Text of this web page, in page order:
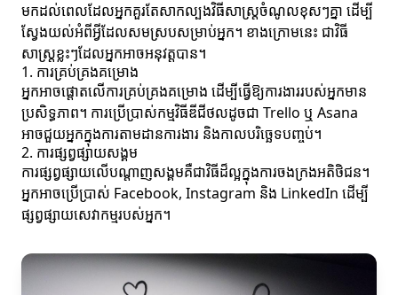
មកដល់ពេលដែលអ្នកគួរតែសាកល្បងវិធីសាស្រ្តចំណូលខុសៗគ្នា ដើម្បី
ស្វែងយល់អំពីអ្វីដែលសមស្របសម្រាប់អ្នក។ ខាងក្រោមនេះ ជាវិធី
សាស្រ្តខ្លះៗដែលអ្នកអាចអនុវត្តបាន។
1. ការគ្រប់គ្រងគម្រោង
អ្នកអាចផ្តោតលើការគ្រប់គ្រងគម្រោង ដើម្បីធ្វើឱ្យការងាររបស់អ្នកមាន
ប្រសិទ្ធភាព។ ការប្រើប្រាស់កម្មវិធីឌីជីថលដូចជា Trello ឬ Asana
អាចជួយអ្នកក្នុងការតាមដានការងារ និងកាលបរិច្ឆេទបញ្ចប់។
2. ការផ្សព្វផ្សាយសង្គម
ការផ្សព្វផ្សាយលើបណ្តាញសង្គមគឺជាវិធីដ៏ល្អក្នុងការចងក្រងអតិថិជន។
អ្នកអាចប្រើប្រាស់ Facebook, Instagram និង LinkedIn ដើម្បី
ផ្សព្វផ្សាយសេវាកម្មរបស់អ្នក។